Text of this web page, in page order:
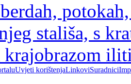
stališa, s
Uvjeti korištenjaLinkoviSuradnici